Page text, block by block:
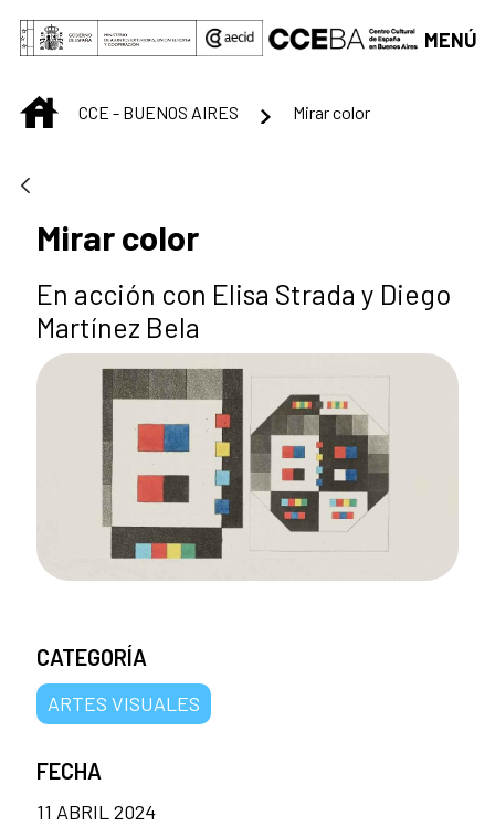
Saltar al contenido principal
MENÚ
INICIOCCE - BUENOS AIRES Mirar color
Mirar color
En acción con Elisa Strada y Diego
Martínez Bela
CATEGORÍA
ARTES VISUALES
FECHA
11 ABRIL 2024